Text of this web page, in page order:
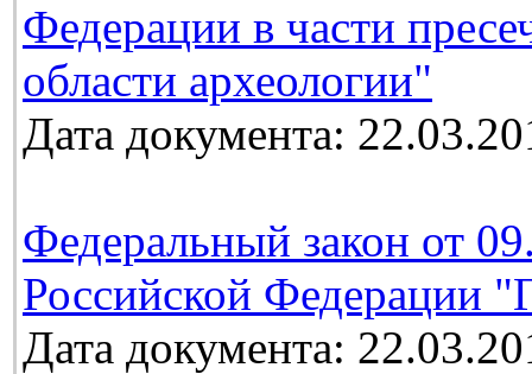
Федерации в части
области археологии"
Дата документа:
Федеральный закон от
Российской Федерации
Дата документа: